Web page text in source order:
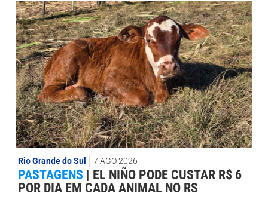
Rio Grande do Sul 7 AGO 2026
PASTAGENS | EL NIÑO PODE CUSTAR R$ 6
POR DIA EM CADA ANIMAL NO RS